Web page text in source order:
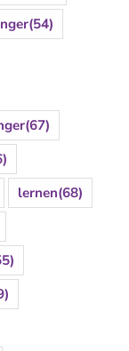
(54)
(67)
lernen(68)